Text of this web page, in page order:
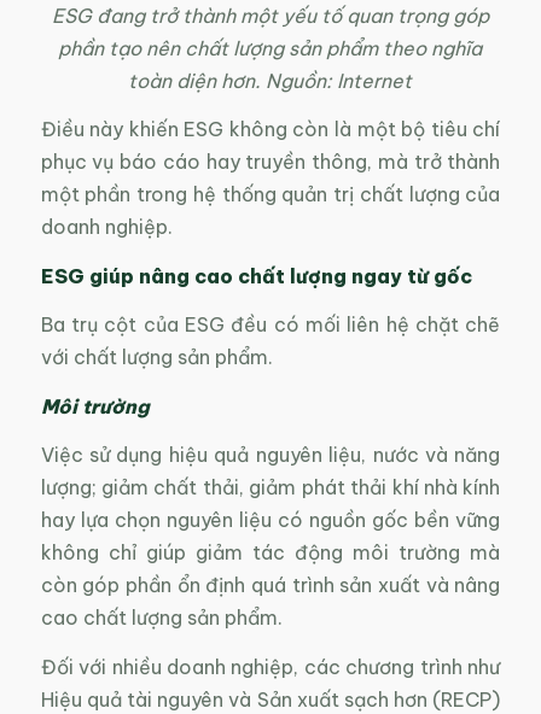
ESG đang trở thành một yếu tố quan trọng góp
phần tạo nên chất lượng sản phẩm theo nghĩa
toàn diện hơn. Nguồn: Internet
Điều này khiến ESG không còn là một bộ tiêu chí
phục vụ báo cáo hay truyền thông, mà trở thành
một phần trong hệ thống quản trị chất lượng của
doanh nghiệp.
ESG giúp nâng cao chất lượng ngay từ gốc
Ba trụ cột của ESG đều có mối liên hệ chặt chẽ
với chất lượng sản phẩm.
Môi trường
Việc sử dụng hiệu quả nguyên liệu, nước và năng
lượng; giảm chất thải, giảm phát thải khí nhà kính
hay lựa chọn nguyên liệu có nguồn gốc bền vững
không chỉ giúp giảm tác động môi trường mà
còn góp phần ổn định quá trình sản xuất và nâng
cao chất lượng sản phẩm.
Đối với nhiều doanh nghiệp, các chương trình như
Hiệu quả tài nguyên và Sản xuất sạch hơn (RECP)